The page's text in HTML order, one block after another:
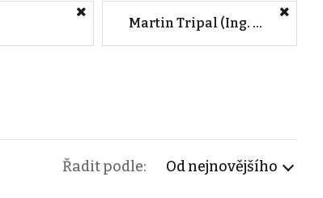
Martin Tripal (Ing. Marcela Faltýnová)
Řadit podle: Od nejnovějšího